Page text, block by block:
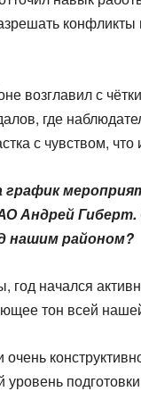
возглавил с
где
с чувством,
график
Андрей Гиберт.
нашим районом?
начался
тон всей